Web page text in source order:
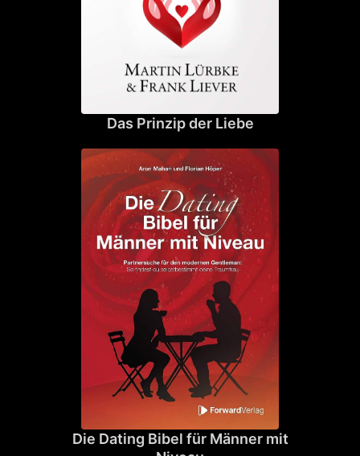
Das Prinzip der Liebe
Die Dating Bibel für Männer mit